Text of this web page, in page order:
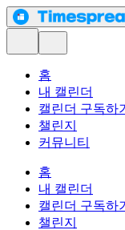
홈
내 캘린더
캘린더 구독하기
챌린지
커뮤니티
홈
내 캘린더
캘린더 구독하기
챌린지